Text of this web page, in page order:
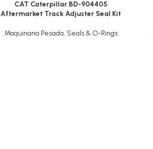
CAT Caterpillar BD-904405
Aftermarket Track Adjuster Seal Kit
Maquinaria Pesada, Seals & O-Rings